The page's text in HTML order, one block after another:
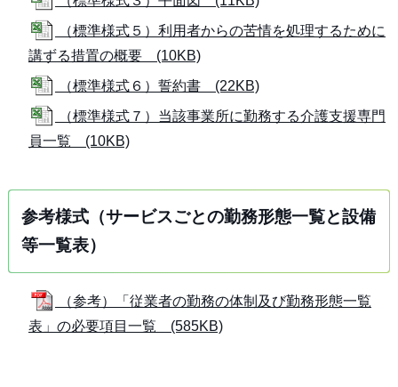
（標準様式５）利用者からの苦情を処理するために
講ずる措置の概要 (10KB)
（標準様式６）誓約書 (22KB)
（標準様式７）当該事業所に勤務する介護支援専門
員一覧 (10KB)
参考様式（サービスごとの勤務形態一覧と設備
等一覧表）
（参考）「従業者の勤務の体制及び勤務形態一覧
表」の必要項目一覧 (585KB)